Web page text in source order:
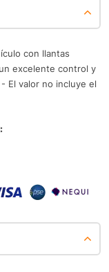
con llantas
excelente control y
El valor no incluye el